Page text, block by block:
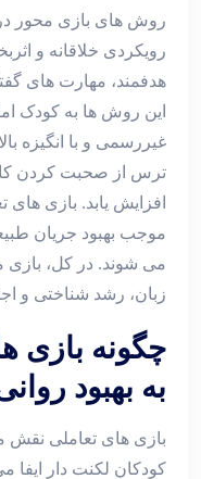
روش ‌های بازی ‌محور
رویکردی خلاقانه و
هدفمند، مهارت‌ های
این روش‌ ها به کودک
غیررسمی و با انگیزه
ترس از صحبت کردن
افزایش یابد. بازی
موجب بهبود جریان
می‌ شوند. در کل، بازی‌
زبان، رشد شناختی و
چگونه بازی
به بهبود
بازی‌ های تعاملی نقش
کودکان لکنت ‌دار ایفا